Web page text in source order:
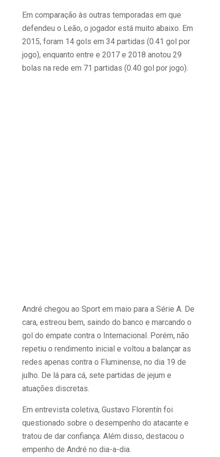
Em comparação às outras temporadas em que
defendeu o Leão, o jogador está muito abaixo. Em
2015, foram 14 gols em 34 partidas (0.41 gol por
jogo), enquanto entre e 2017 e 2018 anotou 29
bolas na rede em 71 partidas (0.40 gol por jogo).
André chegou ao Sport em maio para a Série A. De
cara, estreou bem, saindo do banco e marcando o
gol do empate contra o Internacional. Porém, não
repetiu o rendimento inicial e voltou a balançar as
redes apenas contra o Fluminense, no dia 19 de
julho. De lá para cá, sete partidas de jejum e
atuações discretas.
Em entrevista coletiva, Gustavo Florentín foi
questionado sobre o desempenho do atacante e
tratou de dar confiança. Além disso, destacou o
empenho de André no dia-a-dia.